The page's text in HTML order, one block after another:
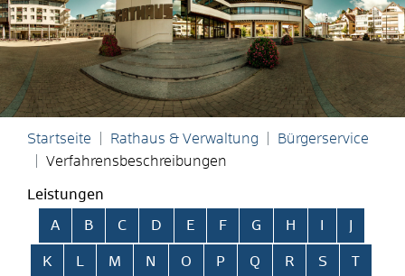
Startseite Rathaus & Verwaltung
Bürgerservice
Verfahrensbeschreibungen
Leistungen
Alphabetisches Register überspringen
A B C D E F G H
K L M N O P Q R S T